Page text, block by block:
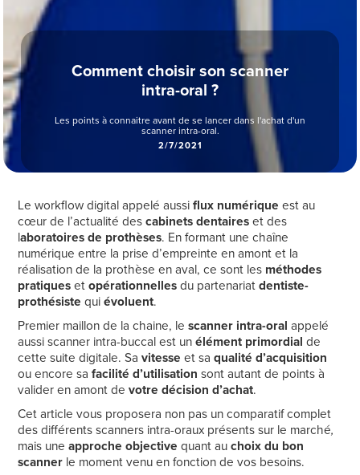
Comment choisir son scanner
intra-oral ?
Les points à connaitre avant de se lancer dans l'achat d'un
scanner intra-oral.
2/7/2021
Le workflow digital appelé aussiflux numérique est au
cœur de l’actualité descabinets dentaireset des
laboratoires de prothèses. En formant une chaîne
numérique entre la prise d’empreinte en amont et la
réalisation de la prothèse en aval, ce sont les méthodes
pratiquesetopérationnellesdu partenariatdentiste-
prothésiste quiévoluent.
Premier maillon de la chaine, lescanner intra-oral appelé
aussi scanner intra-buccal est unélément primordial de
cette suite digitale. Savitesse et saqualité d’acquisition
ou encore safacilité d’utilisation sont autant de points à
valider en amont devotre décision d’achat.
Cet article vous proposera non pas un comparatif complet
des différents scanners intra-oraux présents sur le marché,
mais uneapproche objective quant auchoix du bon
scanner le moment venu en fonction de vos besoins.